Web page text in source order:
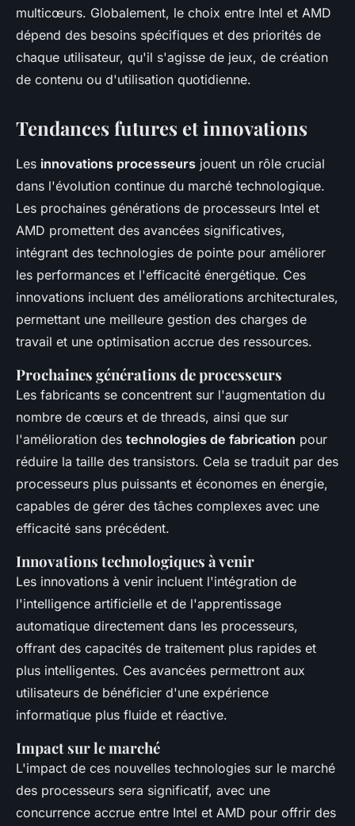
multicœurs. Globalement, le choix entre Intel et AMD
dépend des besoins spécifiques et des priorités de
chaque utilisateur, qu'il s'agisse de jeux, de création
de contenu ou d'utilisation quotidienne.
Tendances futures et innovations
Les innovations processeurs jouent un rôle crucial
dans l'évolution continue du marché technologique.
Les prochaines générations de processeurs Intel et
AMD promettent des avancées significatives,
intégrant des technologies de pointe pour améliorer
les performances et l'efficacité énergétique. Ces
innovations incluent des améliorations architecturales,
permettant une meilleure gestion des charges de
travail et une optimisation accrue des ressources.
Prochaines générations de processeurs
Les fabricants se concentrent sur l'augmentation du
nombre de cœurs et de threads, ainsi que sur
l'amélioration des technologies de fabrication pour
réduire la taille des transistors. Cela se traduit par des
processeurs plus puissants et économes en énergie,
capables de gérer des tâches complexes avec une
efficacité sans précédent.
Innovations technologiques à venir
Les innovations à venir incluent l'intégration de
l'intelligence artificielle et de l'apprentissage
automatique directement dans les processeurs,
offrant des capacités de traitement plus rapides et
plus intelligentes. Ces avancées permettront aux
utilisateurs de bénéficier d'une expérience
informatique plus fluide et réactive.
Impact sur le marché
L'impact de ces nouvelles technologies sur le marché
des processeurs sera significatif, avec une
concurrence accrue entre Intel et AMD pour offrir des